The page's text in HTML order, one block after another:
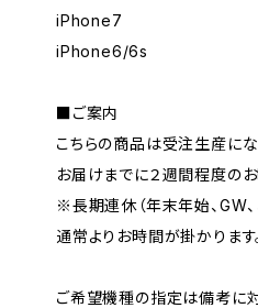
iPhone7
iPhone6/6s
■ご案内
こちらの商品は受注生産にな
お届けまでに２週間程度の
※長期連休（年末年始、GW
通常よりお時間が掛かります
ご希望機種の指定は備考に